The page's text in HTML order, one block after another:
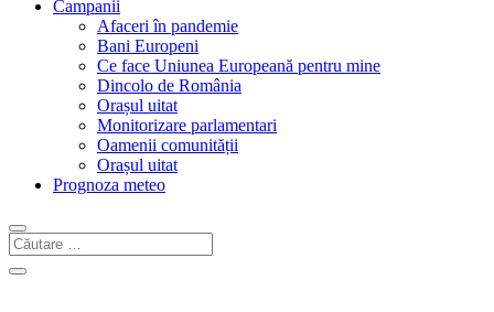
Campanii
Afaceri în pandemie
Bani Europeni
Ce face Uniunea Europeană pentru mine
Dincolo de România
Orașul uitat
Monitorizare parlamentari
Oamenii comunității
Orașul uitat
Prognoza meteo